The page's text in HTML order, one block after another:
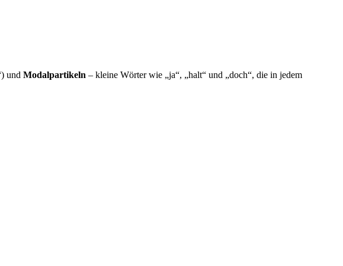
und Modalpartikeln – kleine Wörter wie „ja“, „halt“ und „doch“, die in jedem